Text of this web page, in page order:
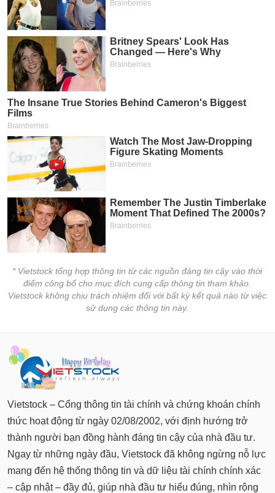
* Vietstock tổng hợp thông tin từ các nguồn đáng tin cậy vào thời
điểm công bố cho mục đích cung cấp thông tin tham khảo.
Vietstock không chịu trách nhiệm đối với bất kỳ kết quả nào từ việc
sử dụng các thông tin này.
Vietstock – Cổng thông tin tài chính và chứng khoán chính
thức hoạt động từ ngày 02/08/2002, với định hướng trở
thành người bạn đồng hành đáng tin cậy của nhà đầu tư.
Ngay từ những ngày đầu, Vietstock đã không ngừng nỗ lực
mang đến hệ thống thông tin và dữ liệu tài chính chính xác
– cập nhật – đầy đủ, giúp nhà đầu tư hiểu đúng, nhìn rộng